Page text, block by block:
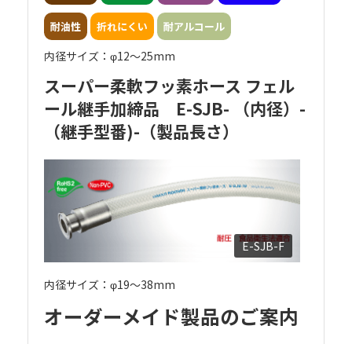
耐油性 折れにくい 耐アルコール
内径サイズ：φ12～25mm
スーパー柔軟フッ素ホース フェル
ール継手加締品 E-SJB- （内径）-
（継手型番)-（製品長さ）
E-SJB-F
内径サイズ：φ19～38mm
オーダーメイド製品のご案内